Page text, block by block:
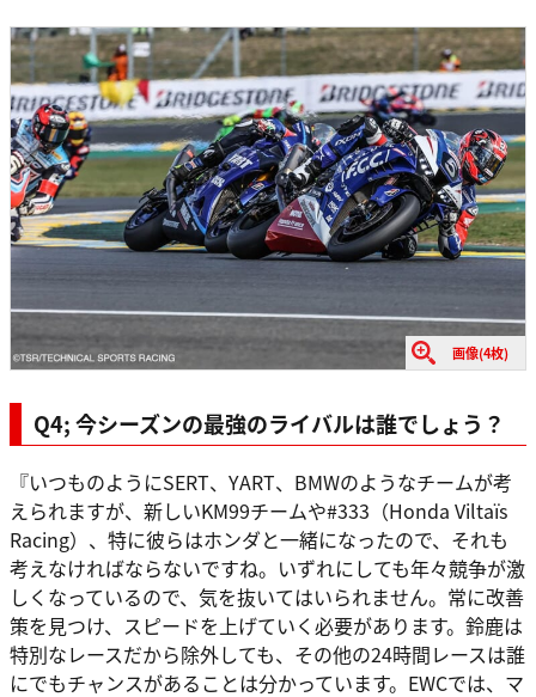
画像(4枚)
Q4; 今シーズンの最強のライバルは誰でしょう？
『いつものようにSERT、YART、BMWのようなチームが考
えられますが、新しいKM99チームや#333（Honda Viltaïs
Racing）、特に彼らはホンダと一緒になったので、それも
考えなければならないですね。いずれにしても年々競争が激
しくなっているので、気を抜いてはいられません。常に改善
策を見つけ、スピードを上げていく必要があります。鈴鹿は
特別なレースだから除外しても、その他の24時間レースは誰
にでもチャンスがあることは分かっています。EWCでは、マ